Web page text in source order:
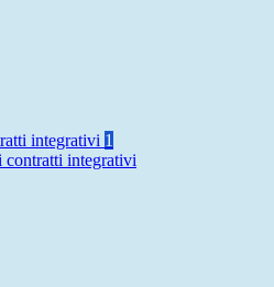
integrativi 1
contratti integrativi